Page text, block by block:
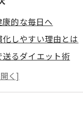
的な毎日へ
しやすい理由とは
るダイエット術
欠かせない基本ポ
ダイエットの魅力